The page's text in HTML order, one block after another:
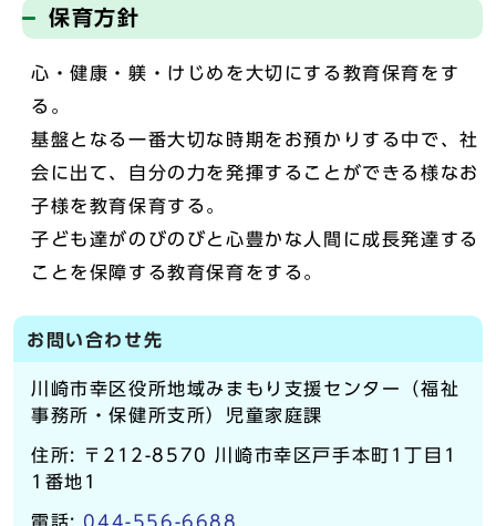
保育方針
心・健康・躾・けじめを大切にする教育保育をす
る。
基盤となる一番大切な時期をお預かりする中で、社
会に出て、自分の力を発揮することができる様なお
子様を教育保育する。
子ども達がのびのびと心豊かな人間に成長発達する
ことを保障する教育保育をする。
お問い合わせ先
川崎市幸区役所地域みまもり支援センター（福祉
事務所・保健所支所）児童家庭課
住所: 〒212-8570 川崎市幸区戸手本町1丁目1
1番地1
電話: 044-556-6688